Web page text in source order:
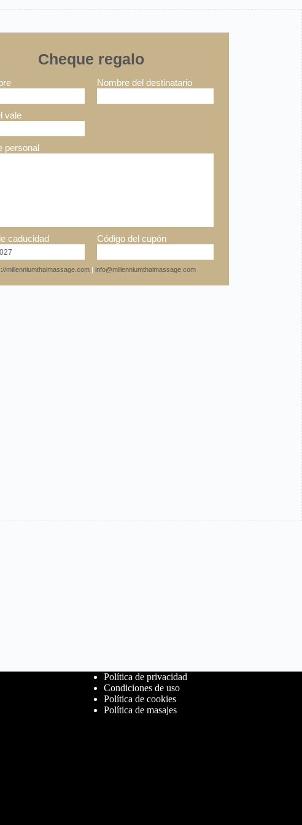
Cheque regalo
Nombre del destinatario
vale
personal
caducidad Código del cupón
millenniumthaimassage.com | info@millenniumthaimassage.com
Política de privacidad
Condiciones de uso
Política de cookies
Política de masajes